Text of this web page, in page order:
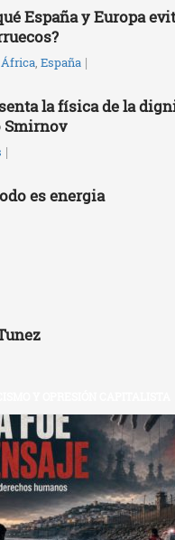
España y Europa
África, España |
la física de la
Smirnov
|
es energia